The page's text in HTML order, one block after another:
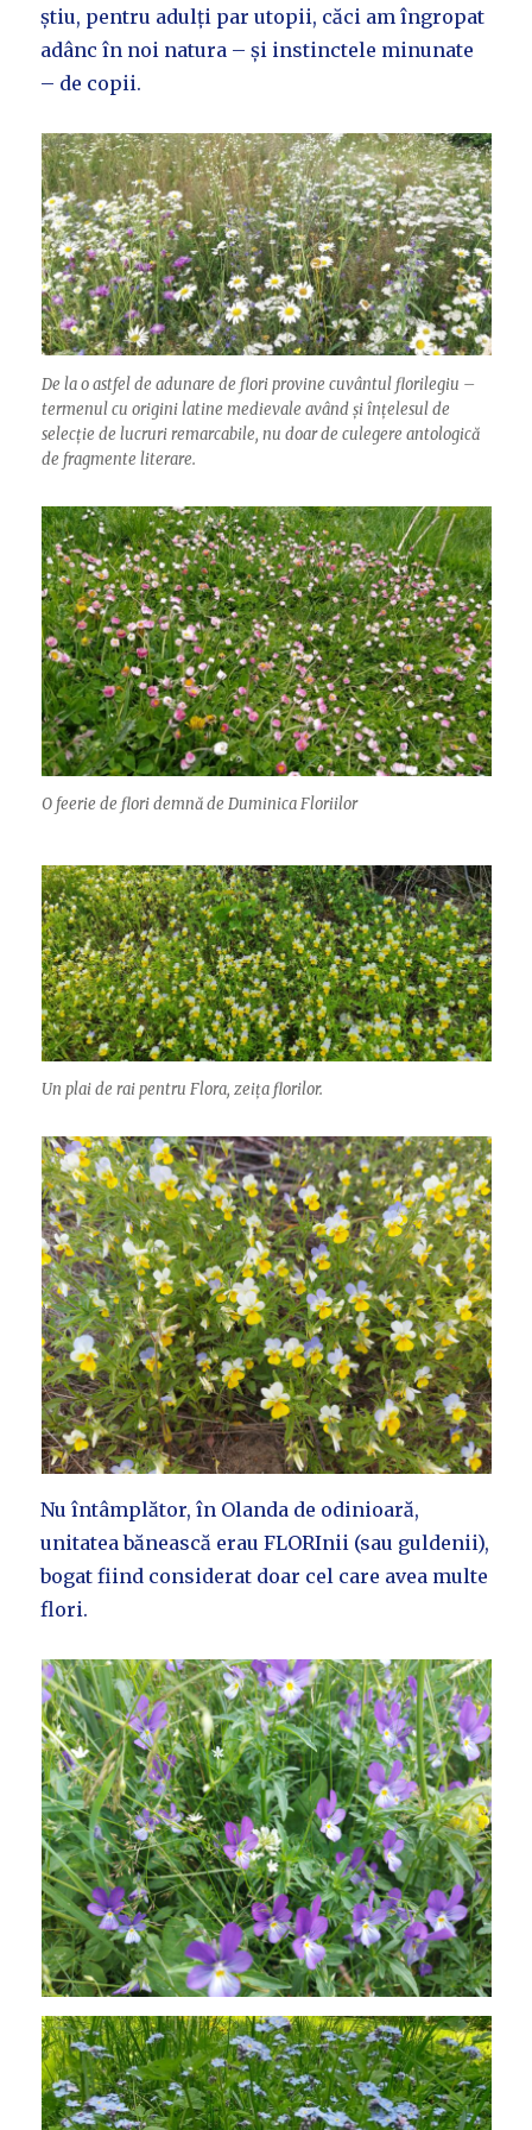
știu, pentru adulți par utopii, căci am îngropat
adânc în noi natura – și instinctele minunate
– de copii.
De la o astfel de adunare de flori provine cuvântul florilegiu –
termenul cu origini latine medievale având și înțelesul de
selecție de lucruri remarcabile, nu doar de culegere antologică
de fragmente literare.
O feerie de flori demnă de Duminica Floriilor
Un plai de rai pentru Flora, zeița florilor.
Nu întâmplător, în Olanda de odinioară,
unitatea bănească erau FLORInii (sau guldenii),
bogat fiind considerat doar cel care avea multe
flori.